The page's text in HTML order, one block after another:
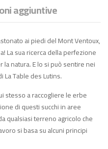
aggiuntive
ai piedi del Mont Ventoux,
La sua ricerca della perfezione
natura. E lo si può sentire nei
La Table des Lutins.
stesso a raccogliere le erbe
di questi succhi in aree
qualsiasi terreno agricolo che
si basa su alcuni principi